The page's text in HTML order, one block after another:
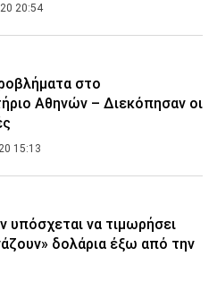
20:54
στο
Αθηνών – Διεκόπησαν οι
15:13
υπόσχεται να τιμωρήσει
δολάρια έξω από την